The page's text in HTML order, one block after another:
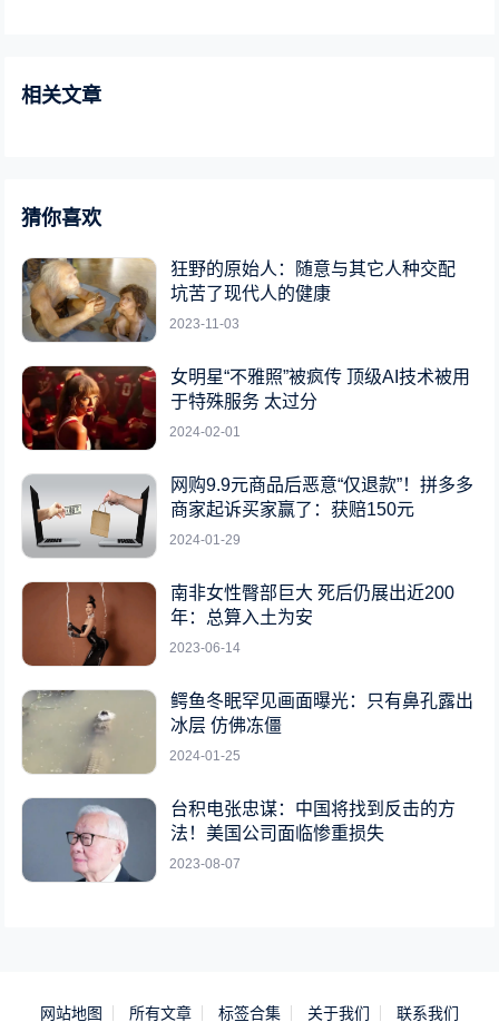
相关文章
猜你喜欢
狂野的原始人：随意与其它人种交配
坑苦了现代人的健康
2023-11-03
女明星“不雅照”被疯传 顶级AI技术被用
于特殊服务 太过分
2024-02-01
网购9.9元商品后恶意“仅退款”！拼多多
商家起诉买家赢了：获赔150元
2024-01-29
南非女性臀部巨大 死后仍展出近200
年：总算入土为安
2023-06-14
鳄鱼冬眠罕见画面曝光：只有鼻孔露出
冰层 仿佛冻僵
2024-01-25
台积电张忠谋：中国将找到反击的方
法！美国公司面临惨重损失
2023-08-07
网站地图 所有文章 标签合集 关于我们 联系我们